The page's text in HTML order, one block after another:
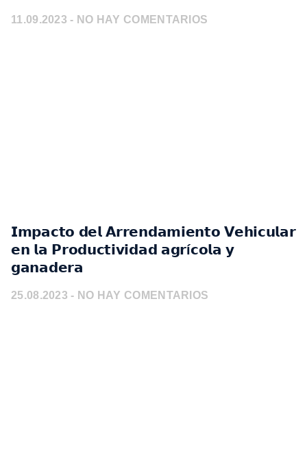
11.09.2023 NO HAY COMENTARIOS
𝗜𝗺𝗽𝗮𝗰𝘁𝗼 𝗱𝗲𝗹 𝗔𝗿𝗿𝗲𝗻𝗱𝗮𝗺𝗶𝗲𝗻𝘁𝗼 𝗩𝗲𝗵𝗶𝗰𝘂𝗹𝗮𝗿
𝗲𝗻 𝗹𝗮 𝗣𝗿𝗼𝗱𝘂𝗰𝘁𝗶𝘃𝗶𝗱𝗮𝗱 𝗮𝗴𝗿í𝗰𝗼𝗹𝗮 𝘆
𝗴𝗮𝗻𝗮𝗱𝗲𝗿𝗮⁣
25.08.2023 NO HAY COMENTARIOS